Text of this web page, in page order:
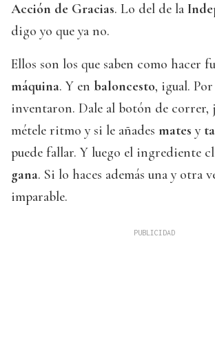
Acción de Gracias. Lo del de la
digo yo que ya no.
Ellos son los que saben como hacer
máquina. Y en baloncesto, igual.
inventaron. Dale al botón de correr,
métele ritmo y si le añades mates y
puede fallar. Y luego el ingrediente
gana. Si lo haces además una y otra
imparable.